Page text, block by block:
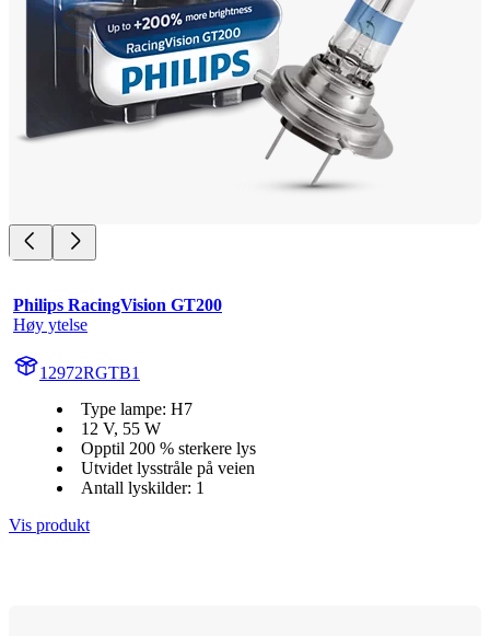
Philips RacingVision GT200
Høy ytelse
12972RGTB1
Type lampe: H7
12 V, 55 W
Opptil 200 % sterkere lys
Utvidet lysstråle på veien
Antall lyskilder: 1
Vis produkt